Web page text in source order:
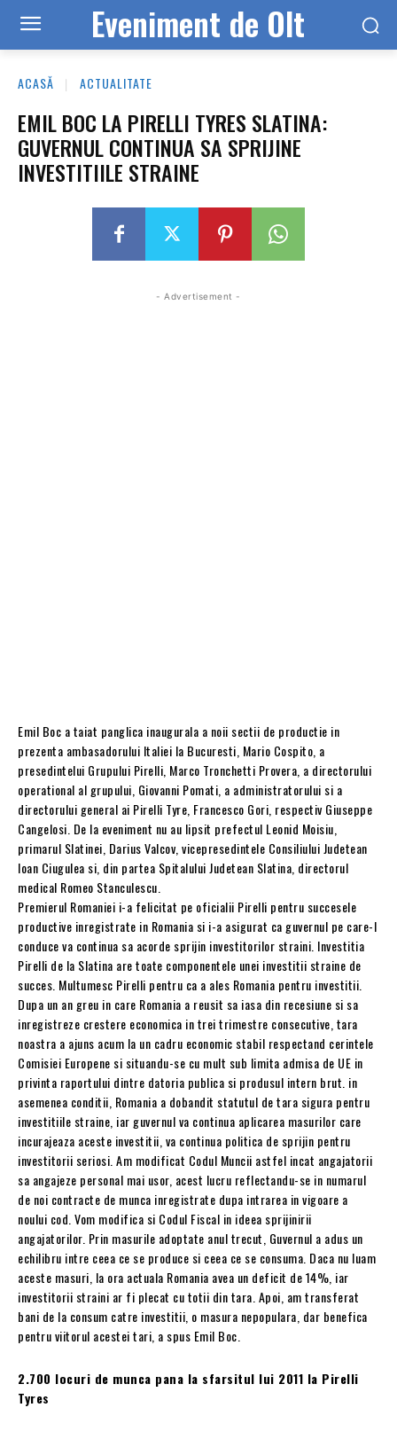
Eveniment de Olt
ACASĂ ACTUALITATE
EMIL BOC LA PIRELLI TYRES SLATINA:
GUVERNUL CONTINUA SA SPRIJINE
INVESTITIILE STRAINE
- Advertisement -
Emil Boc a taiat panglica inaugurala a noii sectii de productie in
prezenta ambasadorului Italiei la Bucuresti, Mario Cospito, a
presedintelui Grupului Pirelli, Marco Tronchetti Provera, a directorului
operational al grupului, Giovanni Pomati, a administratorului si a
directorului general ai Pirelli Tyre, Francesco Gori, respectiv Giuseppe
Cangelosi. De la eveniment nu au lipsit prefectul Leonid Moisiu,
primarul Slatinei, Darius Valcov, vicepresedintele Consiliului Judetean
Ioan Ciugulea si, din partea Spitalului Judetean Slatina, directorul
medical Romeo Stanculescu.
Premierul Romaniei i-a felicitat pe oficialii Pirelli pentru succesele
productive inregistrate in Romania si i-a asigurat ca guvernul pe care-l
conduce va continua sa acorde sprijin investitorilor straini. Investitia
Pirelli de la Slatina are toate componentele unei investitii straine de
succes. Multumesc Pirelli pentru ca a ales Romania pentru investitii.
Dupa un an greu in care Romania a reusit sa iasa din recesiune si sa
inregistreze crestere economica in trei trimestre consecutive, tara
noastra a ajuns acum la un cadru economic stabil respectand cerintele
Comisiei Europene si situandu-se cu mult sub limita admisa de UE in
privinta raportului dintre datoria publica si produsul intern brut. in
asemenea conditii, Romania a dobandit statutul de tara sigura pentru
investitiile straine, iar guvernul va continua aplicarea masurilor care
incurajeaza aceste investitii, va continua politica de sprijin pentru
investitorii seriosi. Am modificat Codul Muncii astfel incat angajatorii
sa angajeze personal mai usor, acest lucru reflectandu-se in numarul
de noi contracte de munca inregistrate dupa intrarea in vigoare a
noului cod. Vom modifica si Codul Fiscal in ideea sprijinirii
angajatorilor. Prin masurile adoptate anul trecut, Guvernul a adus un
echilibru intre ceea ce se produce si ceea ce se consuma. Daca nu luam
aceste masuri, la ora actuala Romania avea un deficit de 14%, iar
investitorii straini ar fi plecat cu totii din tara. Apoi, am transferat
bani de la consum catre investitii, o masura nepopulara, dar benefica
pentru viitorul acestei tari, a spus Emil Boc.
2.700 locuri de munca pana la sfarsitul lui 2011 la Pirelli
Tyres